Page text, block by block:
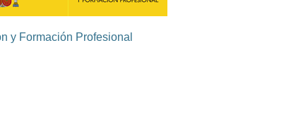
y Formación Profesional